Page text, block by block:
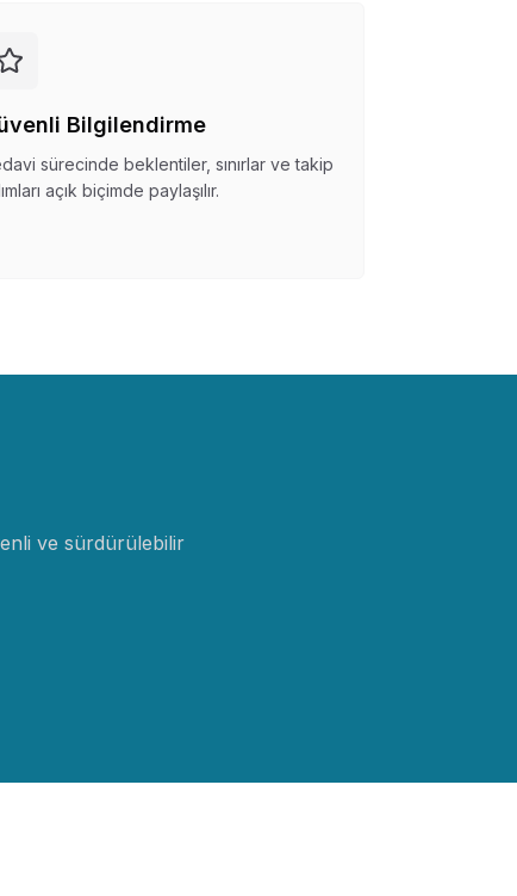
Bilgilendirme
sürecinde beklentiler, sınırlar ve takip
açık biçimde paylaşılır.
ve sürdürülebilir